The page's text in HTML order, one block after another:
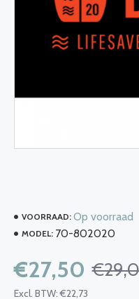
VOORRAAD: Op voorraad
MODEL: 70-802020
€27,50
Excl. BTW: €22,73